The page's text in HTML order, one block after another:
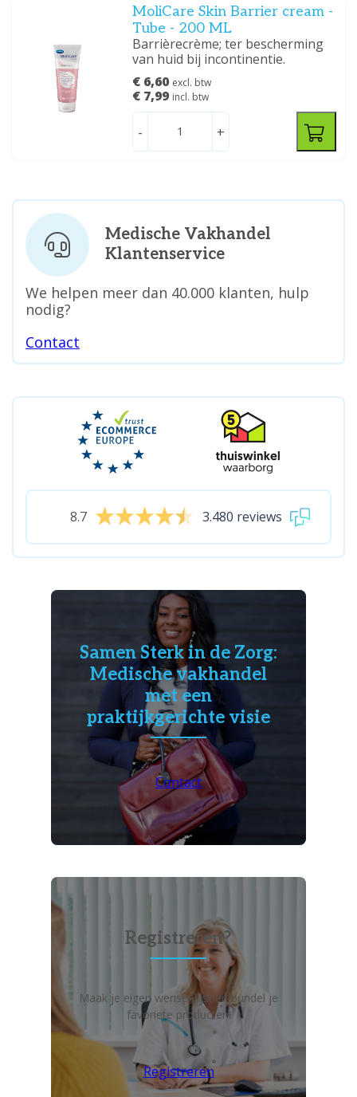
MoliCare Skin Barrier cream -
Tube - 200 ML
Barrièrecrème; ter bescherming
van huid bij incontinentie.
€ 6,60 excl. btw
€ 7,99 incl. btw
- +
Medische Vakhandel
Klantenservice
We helpen meer dan 40.000 klanten, hulp
nodig?
Contact
8.7 3.480 reviews
Samen Sterk in de Zorg:
Medische vakhandel
met een
praktijkgerichte visie
Contact
Registreren?
Maak je eigen wensenlijst en bundel je
favoriete producten!
Registreren